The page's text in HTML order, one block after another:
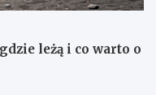
leżą i co warto o